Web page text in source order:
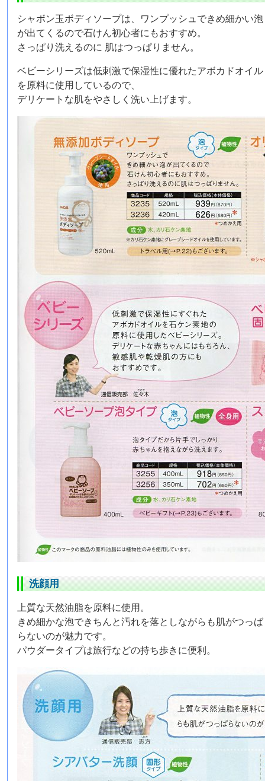
シャボン玉ボディソープは、ワンプッシュできめ細かい泡
が出てくるので石けん初心者にもおすすめ。
さっぱり洗えるのに 肌はつっぱりません。
ベビーシリーズは低刺激で保湿性に優れたアボカドオイル
を原料に使用しているので、
デリケートな肌をやさしく洗い上げます。
洗顔用
上質な天然油脂を原料に使用。
きめ細かな泡できちんと汚れを落としながらも肌がつっば
らないのが魅力です。
パウダータイプは旅行などの持ち歩きに便利。